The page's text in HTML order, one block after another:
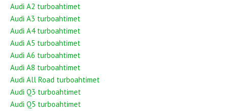
Audi A2 turboahtimet
Audi A3 turboahtimet
Audi A4 turboahtimet
Audi A5 turboahtimet
Audi A6 turboahtimet
Audi A8 turboahtimet
Audi All Road turboahtimet
Audi Q3 turboahtimet
Audi Q5 turboahtimet